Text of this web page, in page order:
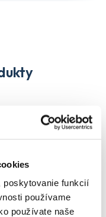
poskytovanie funkcií
používame
používate naše